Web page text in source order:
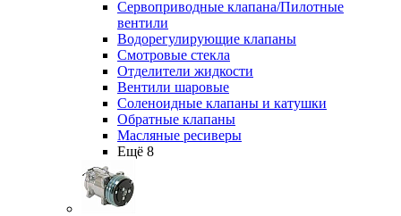
Сервоприводные клапана/Пилотные
вентили
Водорегулирующие клапаны
Смотровые стекла
Отделители жидкости
Вентили шаровые
Соленоидные клапаны и катушки
Обратные клапаны
Масляные ресиверы
Ещё 8